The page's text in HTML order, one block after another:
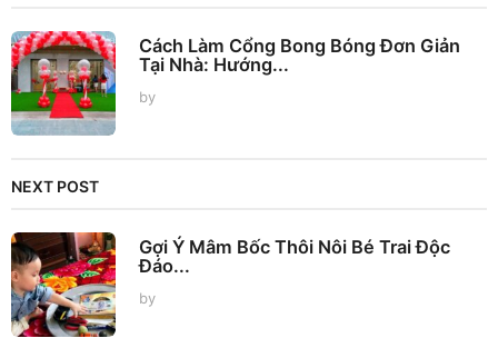
t
i
o
n
Cách Làm Cổng Bong Bóng Đơn Giản
Tại Nhà: Hướng...
by
NEXT POST
Gợi Ý Mâm Bốc Thôi Nôi Bé Trai Độc
Đáo...
by